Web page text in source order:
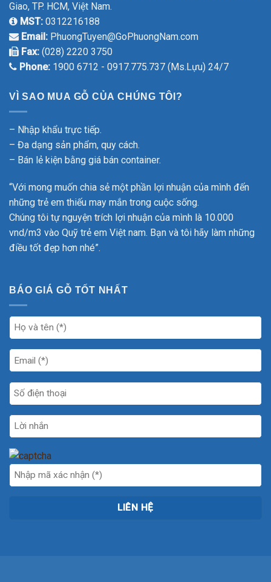
Giao, TP. HCM, Việt Nam.
MST: 0312216188
Email: PhuongTuyen@GoPhuongNam.com
Fax: (028) 2220 3750
Phone: 1900 6712 - 0917.775.737 (Ms.Lựu) 24/7
VÌ SAO MUA GỖ CỦA CHÚNG TÔI?
– Nhập khẩu trực tiếp.
– Đa dạng sản phẩm, quy cách.
– Bán lẻ kiện bằng giá bán container.
“Với mong muốn chia sẻ một phần lợi nhuận của mình đến
những trẻ em thiếu may mắn trong cuộc sống.
Chúng tôi tự nguyện trích lợi nhuận của mình là 10.000
vnd/m3 vào Quỹ trẻ em Việt nam. Bạn và tôi hãy làm những
điều tốt đẹp hơn nhé”.
BÁO GIÁ GỖ TỐT NHẤT